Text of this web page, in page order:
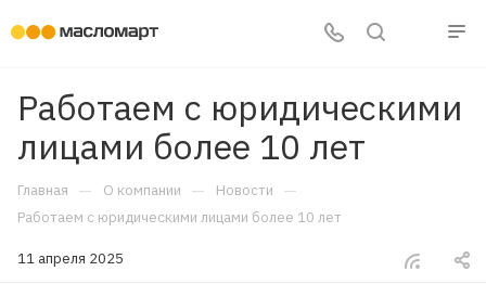
Работаем с юридическими
лицами более 10 лет
Главная — О компании — Новости —
Работаем с юридическими лицами более 10 лет
11 апреля 2025